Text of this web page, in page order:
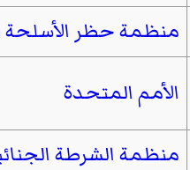
منظمة حظر الأسلحة
الأمم المتحدة
منظمة الشرطة